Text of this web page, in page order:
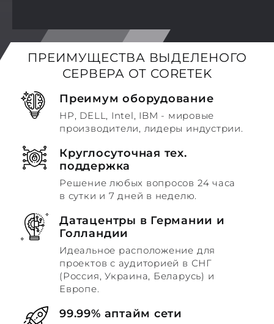
ПРЕИМУЩЕСТВА ВЫДЕЛЕНОГО
СЕРВЕРА ОТ CORETEK
Преимум оборудование
HP, DELL, Intel, IBM - мировые
производители, лидеры индустрии.
Круглосуточная тех.
поддержка
Решение любых вопросов 24 часа
в сутки и 7 дней в неделю.
Датацентры в Германии и
Голландии
Идеальное расположение для
проектов с аудиторией в СНГ
(Россия, Украина, Беларусь) и
Европе.
99.99% аптайм сети